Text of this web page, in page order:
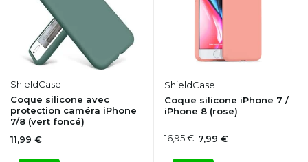
ShieldCase
Coque silicone avec
protection caméra iPhone
7/8 (vert foncé)
11,99 €
ShieldCase
Coque silicone iPhone 7 /
iPhone 8 (rose)
16,95 € 7,99 €